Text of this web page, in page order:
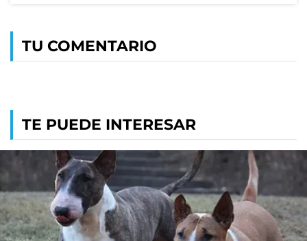
TU COMENTARIO
TE PUEDE INTERESAR